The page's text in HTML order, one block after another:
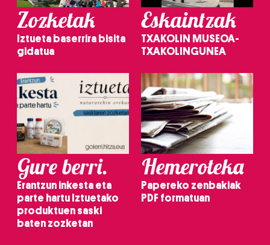
Zozketak
Iztueta baserrira bisita
gidatua
Eskaintzak
TXAKOLIN MUSEOA-
TXAKOLINGUNEA
Gure berri.
Erantzun inkesta eta
parte hartu Iztuetako
produktuen saski
baten zozketan
Hemeroteka
Papereko zenbakiak
PDF formatuan